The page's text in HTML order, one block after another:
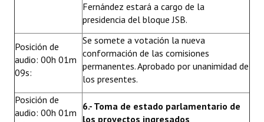
Fernández estará a cargo de la
presidencia del bloque JSB.
Posición de
audio: 00h 01m
09s:
Se somete a votación la nueva
conformación de las comisiones
permanentes. Aprobado por unanimidad de
los presentes.
Posición de
audio: 00h 01m
6.- Toma de estado parlamentario de
los proyectos ingresados